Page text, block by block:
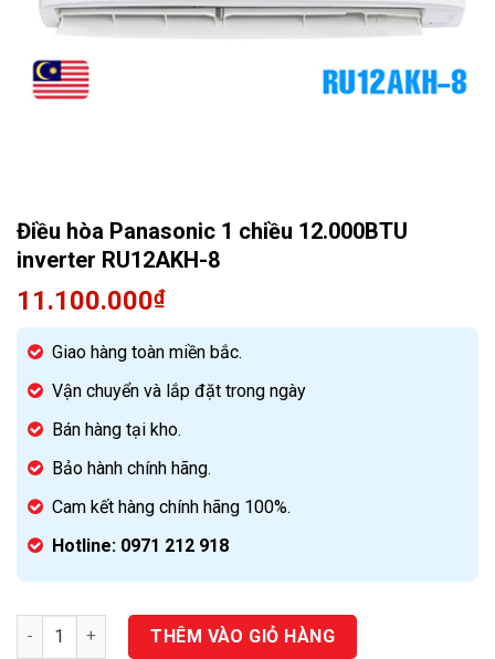
Quạt điều hòa
Điều hòa Panasonic 1 chiều 12.000BTU
inverter RU12AKH-8
11.100.000₫
Giao hàng toàn miền bắc.
Vận chuyển và lắp đặt trong ngày
Bán hàng tại kho.
Bảo hành chính hãng.
Cam kết hàng chính hãng 100%.
Hotline: 0971 212 918
Số lượng THÊM VÀO GIỎ HÀNG